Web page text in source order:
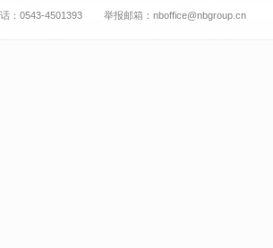
话：0543-4501393 举报邮箱：nboffice@nbgroup.cn